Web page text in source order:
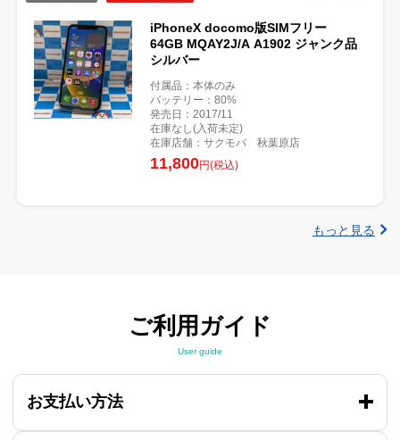
iPhoneX docomo版SIMフリー
64GB MQAY2J/A A1902 ジャンク品
シルバー
付属品：本体のみ
バッテリー：80%
発売日：2017/11
在庫なし(入荷未定)
在庫店舗：サクモバ 秋葉原店
11,800円(税込)
もっと見る
ご利用ガイド
User guide
お支払い方法